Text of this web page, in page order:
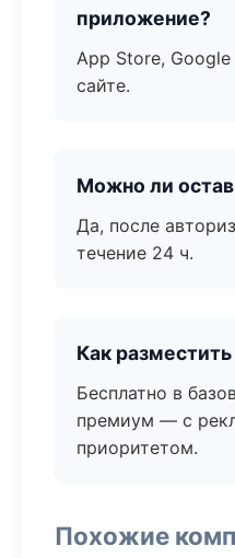
приложение?
App Store, Google
сайте.
Можно ли
Да, после
течение 24 ч.
Как
Бесплатно в
премиум — с
приоритетом.
Похожие